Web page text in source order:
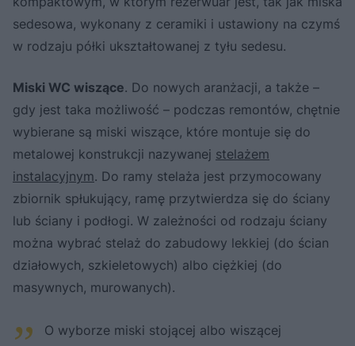
sedesowa, wykonany z ceramiki i ustawiony na czymś
w rodzaju półki ukształtowanej z tyłu sedesu.
Miski WC wiszące. Do nowych aranżacji, a także –
gdy jest taka możliwość – podczas remontów, chętnie
wybierane są miski wiszące, które montuje się do
metalowej konstrukcji nazywanej stelażem
instalacyjnym. Do ramy stelaża jest przymocowany
zbiornik spłukujący, ramę przytwierdza się do ściany
lub ściany i podłogi. W zależności od rodzaju ściany
można wybrać stelaż do zabudowy lekkiej (do ścian
działowych, szkieletowych) albo ciężkiej (do
masywnych, murowanych).
O wyborze miski stojącej albo wiszącej